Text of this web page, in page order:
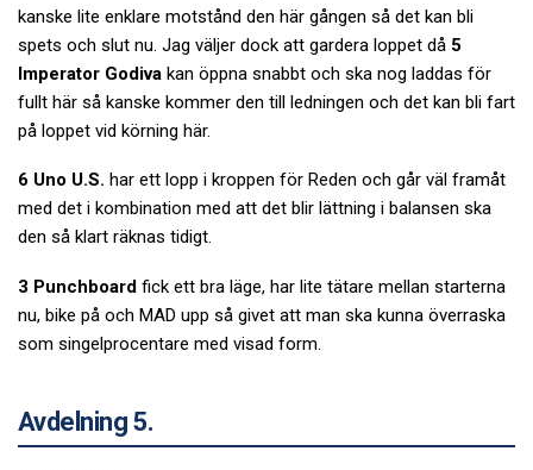
kanske lite enklare motstånd den här gången så det kan bli
spets och slut nu. Jag väljer dock att gardera loppet då 5
Imperator Godiva kan öppna snabbt och ska nog laddas för
fullt här så kanske kommer den till ledningen och det kan bli fart
på loppet vid körning här.
6 Uno U.S. har ett lopp i kroppen för Reden och går väl framåt
med det i kombination med att det blir lättning i balansen ska
den så klart räknas tidigt.
3 Punchboard fick ett bra läge, har lite tätare mellan starterna
nu, bike på och MAD upp så givet att man ska kunna överraska
som singelprocentare med visad form.
Avdelning 5.